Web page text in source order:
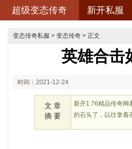
超级变态传奇 新开私服
变态传奇私服 > 变态传奇 > 正文
英雄合击
时间：2021-12-24
文 章
摘 要
新开1.76精品传奇网
的石头了，以往拿着